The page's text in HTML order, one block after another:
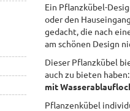
Ein Pflanzkübel-
oder den
gedacht, die nach
am schönen Design
Dieser Pflanzkübel
auch zu bieten
mit
Pflanzenkübel